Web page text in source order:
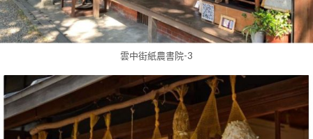
雲中街紙農書院-3